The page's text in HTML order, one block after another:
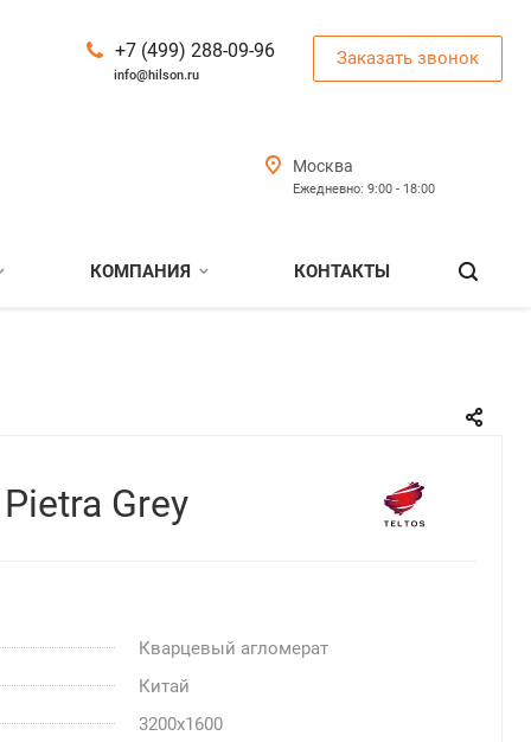
+7 (499) 288-09-96
info@hilson.ru
Заказать звонок
Москва
Ежедневно: 9:00 - 18:00
КОМПАНИЯ КОНТАКТЫ
Grey
Кварцевый агломерат
Китай
3200x1600